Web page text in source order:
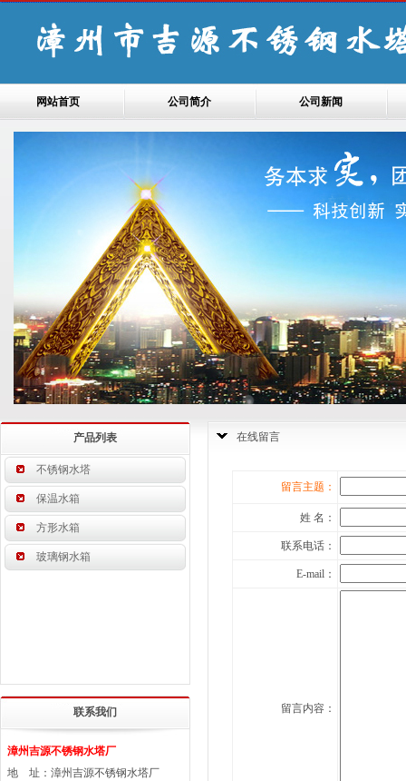
网站首页 公司简介 公司新闻
产品列表
不锈钢水塔
保温水箱
方形水箱
玻璃钢水箱
联系我们
漳州吉源不锈钢水塔厂
地 址：漳州吉源不锈钢水塔厂
在线留言
留言主题：
姓 名：
联系电话：
E-mail：
留言内容：